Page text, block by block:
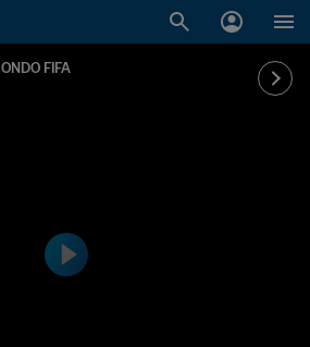
FIFA